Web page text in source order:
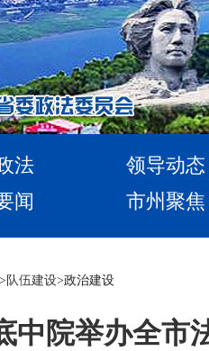
法
领导动态
闻
市州聚焦
> 队伍建设>政治建设
中院举办全市